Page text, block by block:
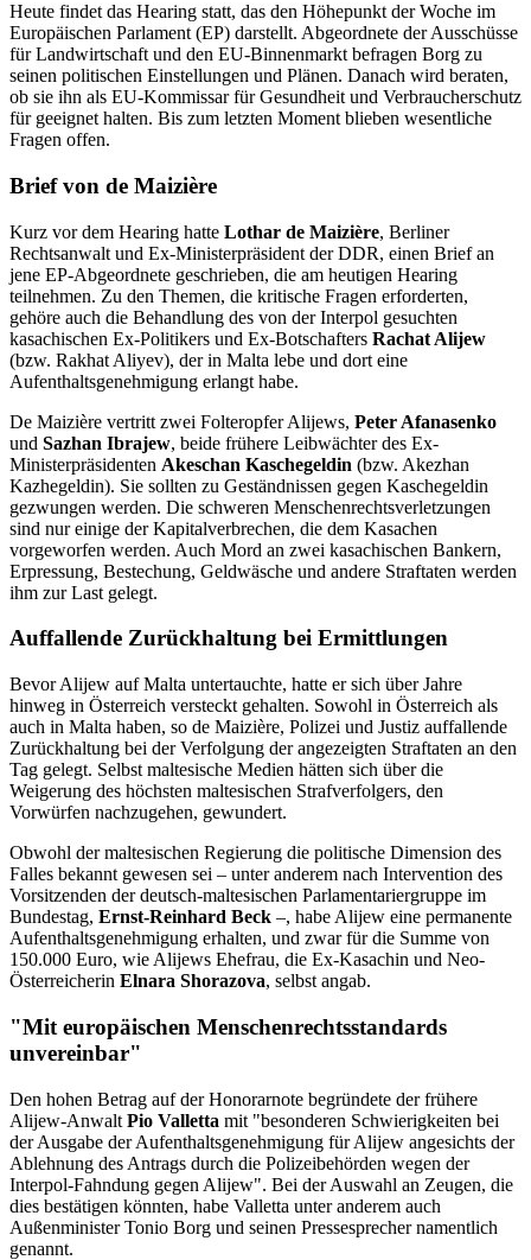
Heute findet das Hearing statt, das den Höhepunkt der Woche im
Europäischen Parlament (EP) darstellt. Abgeordnete der Ausschüsse
für Landwirtschaft und den EU-Binnenmarkt befragen Borg zu
seinen politischen Einstellungen und Plänen. Danach wird beraten,
ob sie ihn als EU-Kommissar für Gesundheit und Verbraucherschutz
für geeignet halten. Bis zum letzten Moment blieben wesentliche
Fragen offen.
Brief von de Maizière
Kurz vor dem Hearing hatte Lothar de Maizière, Berliner
Rechtsanwalt und Ex-Ministerpräsident der DDR, einen Brief an
jene EP-Abgeordnete geschrieben, die am heutigen Hearing
teilnehmen. Zu den Themen, die kritische Fragen erforderten,
gehöre auch die Behandlung des von der Interpol gesuchten
kasachischen Ex-Politikers und Ex-Botschafters Rachat Alijew
(bzw. Rakhat Aliyev), der in Malta lebe und dort eine
Aufenthaltsgenehmigung erlangt habe.
De Maizière vertritt zwei Folteropfer Alijews, Peter Afanasenko
und Sazhan Ibrajew, beide frühere Leibwächter des Ex-
Ministerpräsidenten Akeschan Kaschegeldin (bzw. Akezhan
Kazhegeldin). Sie sollten zu Geständnissen gegen Kaschegeldin
gezwungen werden. Die schweren Menschenrechtsverletzungen
sind nur einige der Kapitalverbrechen, die dem Kasachen
vorgeworfen werden. Auch Mord an zwei kasachischen Bankern,
Erpressung, Bestechung, Geldwäsche und andere Straftaten werden
ihm zur Last gelegt.
Auffallende Zurückhaltung bei Ermittlungen
Bevor Alijew auf Malta untertauchte, hatte er sich über Jahre
hinweg in Österreich versteckt gehalten. Sowohl in Österreich als
auch in Malta haben, so de Maizière, Polizei und Justiz auffallende
Zurückhaltung bei der Verfolgung der angezeigten Straftaten an den
Tag gelegt. Selbst maltesische Medien hätten sich über die
Weigerung des höchsten maltesischen Strafverfolgers, den
Vorwürfen nachzugehen, gewundert.
Obwohl der maltesischen Regierung die politische Dimension des
Falles bekannt gewesen sei – unter anderem nach Intervention des
Vorsitzenden der deutsch-maltesischen Parlamentariergruppe im
Bundestag, Ernst-Reinhard Beck –, habe Alijew eine permanente
Aufenthaltsgenehmigung erhalten, und zwar für die Summe von
150.000 Euro, wie Alijews Ehefrau, die Ex-Kasachin und Neo-
Österreicherin Elnara Shorazova, selbst angab.
"Mit europäischen Menschenrechtsstandards
unvereinbar"
Den hohen Betrag auf der Honorarnote begründete der frühere
Alijew-Anwalt Pio Valletta mit "besonderen Schwierigkeiten bei
der Ausgabe der Aufenthaltsgenehmigung für Alijew angesichts der
Ablehnung des Antrags durch die Polizeibehörden wegen der
Interpol-Fahndung gegen Alijew". Bei der Auswahl an Zeugen, die
dies bestätigen könnten, habe Valletta unter anderem auch
Außenminister Tonio Borg und seinen Pressesprecher namentlich
genannt.